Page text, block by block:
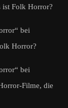
ist Folk Horror?
bei
Horror?
bei
Filme, die